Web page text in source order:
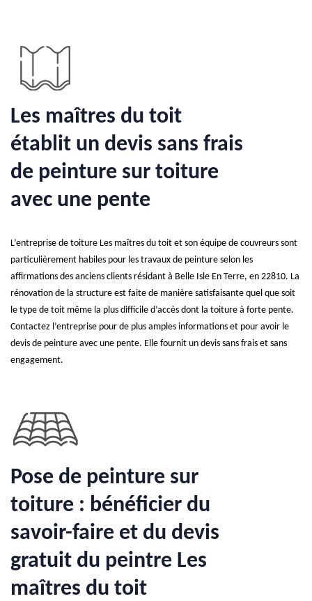
Les maîtres du toit
établit un devis sans frais
de peinture sur toiture
avec une pente
L’entreprise de toiture Les maîtres du toit et son équipe de couvreurs sont
particulièrement habiles pour les travaux de peinture selon les
affirmations des anciens clients résidant à Belle Isle En Terre, en 22810. La
rénovation de la structure est faite de manière satisfaisante quel que soit
le type de toit même la plus difficile d’accès dont la toiture à forte pente.
Contactez l’entreprise pour de plus amples informations et pour avoir le
devis de peinture avec une pente. Elle fournit un devis sans frais et sans
engagement.
Pose de peinture sur
toiture : bénéficier du
savoir-faire et du devis
gratuit du peintre Les
maîtres du toit